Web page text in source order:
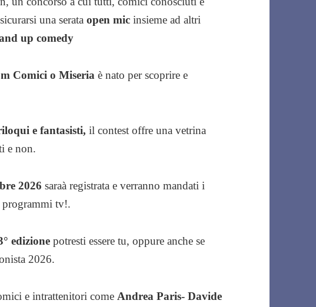
una serataopen micinsieme ad altri
up comedy
Comici o Miseria è nato per scoprire e
e fantasisti, il contest offre una vetrina
e non.
2026 saraà registrata e verranno mandati i
tv!.
edizione potresti essere tu, oppure anche se
2026.
e intrattenitori come Andrea Paris- Davide